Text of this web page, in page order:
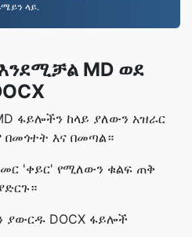
ላይ.
MD ወደ
ፋይሎችን ከላይ ያለውን አዝራር
እና በመጣል።
'ቀይር' የሚለውን ቁልፍ ጠቅ
ያውርዱ DOCX ፋይሎች